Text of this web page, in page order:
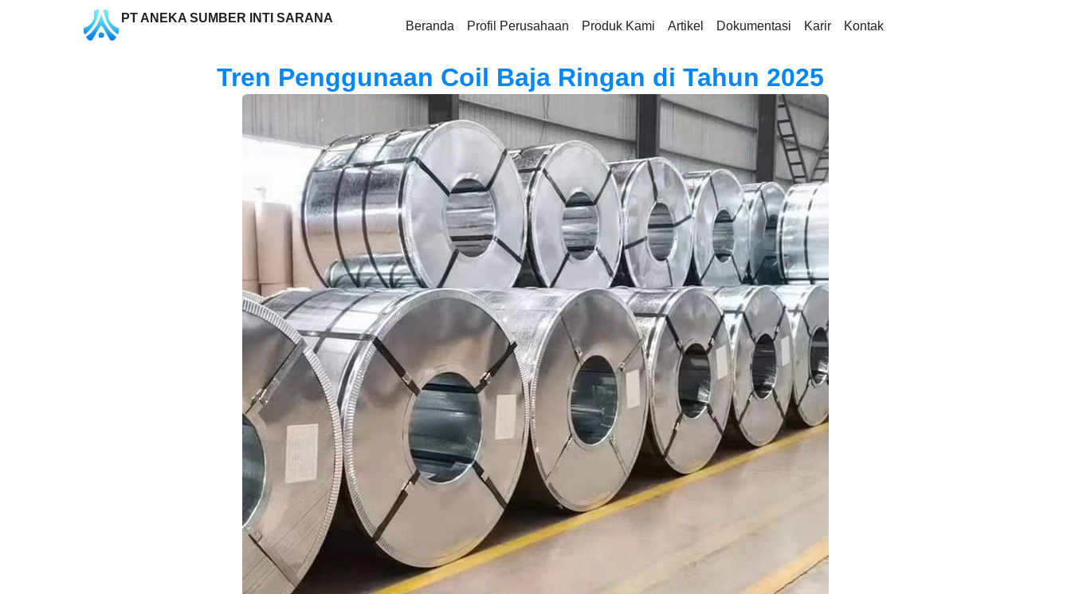
PT ANEKA SUMBER INTI SARANA
Beranda Profil Perusahaan Produk Kami Artikel Dokumentasi Karir Kontak
Tren Penggunaan Coil Baja Ringan di Tahun 2025